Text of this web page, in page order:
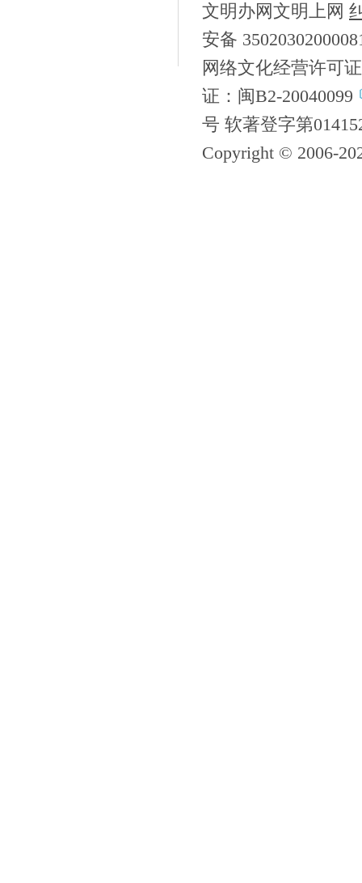
文明办网文明上网
安备
网络文化经营许可
证：闽B2-20040099
号 软著登字第
Copyright © 2006-